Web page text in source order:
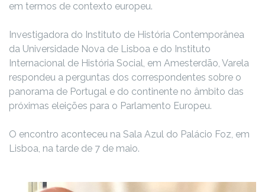
em termos de contexto europeu.
Investigadora do Instituto de História Contemporânea
da Universidade Nova de Lisboa e do Instituto
Internacional de História Social, em Amesterdão, Varela
respondeu a perguntas dos correspondentes sobre o
panorama de Portugal e do continente no âmbito das
próximas eleições para o Parlamento Europeu.
O encontro aconteceu na Sala Azul do Palácio Foz, em
Lisboa, na tarde de 7 de maio.